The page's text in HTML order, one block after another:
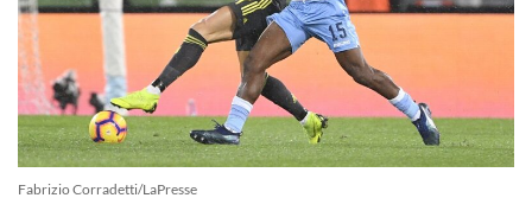
Fabrizio Corradetti/LaPresse